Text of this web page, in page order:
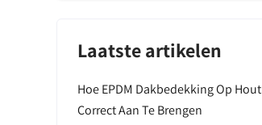
Laatste artikelen
Hoe EPDM Dakbedekking Op Hout
Correct Aan Te Brengen